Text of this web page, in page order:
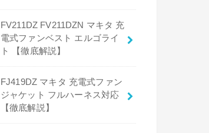
FV211DZ FV211DZN マキタ 充
電式ファンベスト エルゴライ
ト 【徹底解説】
FJ419DZ マキタ 充電式ファン
ジャケット フルハーネス対応
【徹底解説】